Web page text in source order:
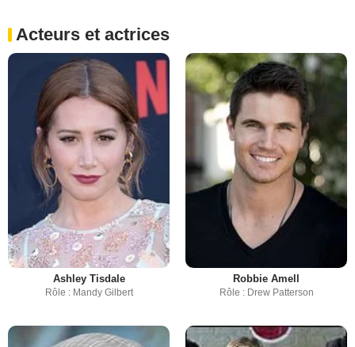
Acteurs et actrices
Ashley Tisdale
Rôle : Mandy Gilbert
Robbie Amell
Rôle : Drew Patterson